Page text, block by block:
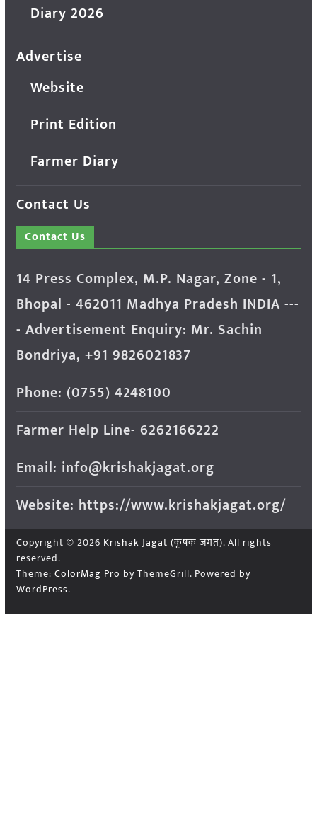
Diary 2026
Advertise
Website
Print Edition
Farmer Diary
Contact Us
Contact Us
14 Press Complex, M.P. Nagar, Zone - 1,
Bhopal - 462011 Madhya Pradesh INDIA ---
- Advertisement Enquiry: Mr. Sachin
Bondriya, +91 9826021837
Phone: (0755) 4248100
Farmer Help Line- 6262166222
Email: info@krishakjagat.org
Website: https://www.krishakjagat.org/
Copyright © 2026 Krishak Jagat (कृषक जगत). All rights
reserved.
Theme: ColorMag Pro by ThemeGrill. Powered by
WordPress.